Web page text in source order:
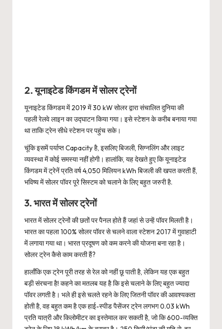
2. यूनाइटेड किंगडम में सोलर ट्रेनों
यूनाइटेड किंगडम में 2019 में 30 kW सोलर द्वारा संचालित दुनिया की
पहली रेलवे लाइन का उद्घाटन किया गया। इसे स्टेशन के करीब बनाया गया
था ताकि ट्रेन सीधे स्टेशन पर पहुंच सके।
चूंकि इसमें पर्याप्त Capacity है, इसलिए बिजली, सिग्नलिंग और लाइट
व्यवस्था में कोई समस्या नहीं होगी। हालांकि, यह देखते हुए कि यूनाइटेड
किंगडम में ट्रेनें प्रति वर्ष 4,050 मिलियन kWh बिजली की खपत करती हैं,
भविष्य में सोलर पॉवर पूरे सिस्टम को चलाने के लिए बहुत जरुरी है.
3. भारत में सोलर ट्रेनों
भारत में सोलर ट्रेनों की छतों पर पैनल होते हैं जहां से उन्हें पॉवर मिलती है।
भारत का पहला 100% सोलर पॉवर से चलने वाला स्टेशन 2017 में गुवाहाटी
में लगाया गया था। भारत प्रदूषण को कम करने की योजना बना रहा है।
सोलर ट्रेन कैसे काम करती हैं?
हालाँकि एक ट्रेन पूरी तरह से रेल को नहीं छू पाती है, लेकिन यह एक बहुत
बड़ी संरचना है! कहने का मतलब यह है कि इसे चलाने के लिए बहुत ज्यादा
पॉवर लगती है। भले ही इसे चलते रहने के लिए जितनी पॉवर की आवश्यकता
होती है, वह बहुत कम है एक हाई-स्पीड पैसेंजर ट्रेन लगभग 0.03 kWh
प्रति यात्री और किलोमीटर का इस्तेमाल कर सकती है, जो कि 600-व्यक्ति